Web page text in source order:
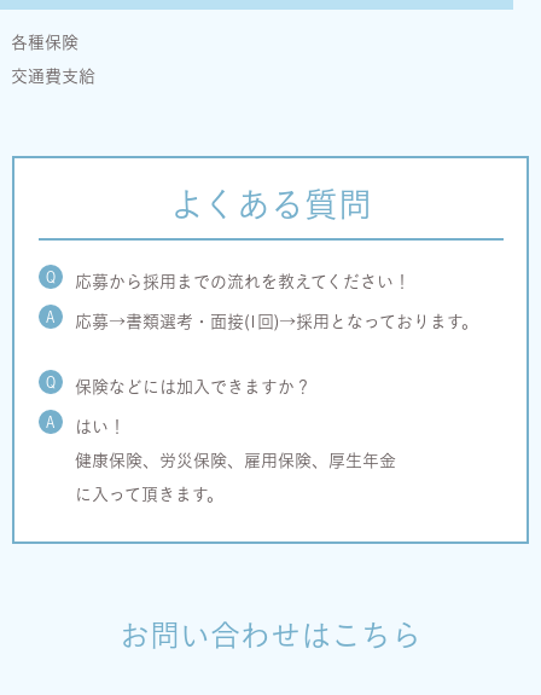
各種保険
交通費支給
よくある質問
Q 応募から採用までの流れを教えてください！
A 応募→書類選考・面接(1回)→採用となっております。
Q 保険などには加入できますか？
A
はい！
健康保険、労災保険、雇用保険、厚生年金
に入って頂きます。